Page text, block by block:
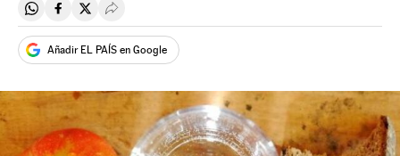
Compartir en Whatsapp
Compartir en Facebook
Compartir en Twitter
Desplegar Redes Sociales
Añadir EL PAÍS en Google